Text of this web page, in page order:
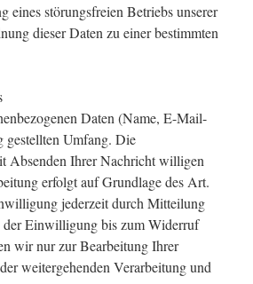
eines störungsfreien Betriebs unserer
dieser Daten zu einer bestimmten
Daten (Name, E-Mail-
gestellten Umfang. Die
Absenden Ihrer Nachricht willigen
erfolgt auf Grundlage des Art.
jederzeit durch Mitteilung
der Einwilligung bis zum Widerruf
wir nur zur Bearbeitung Ihrer
weitergehenden Verarbeitung und